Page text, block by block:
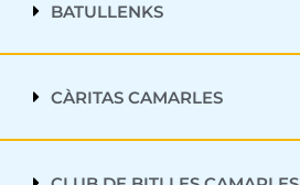
BATULLENKS
CÀRITAS CAMARLES